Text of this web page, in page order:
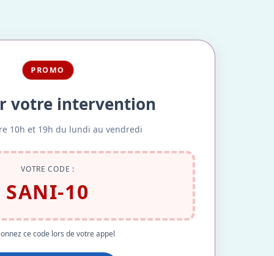
PROMO
votre intervention
10h et 19h du lundi au vendredi
VOTRE CODE :
SANI-10
ce code lors de votre appel